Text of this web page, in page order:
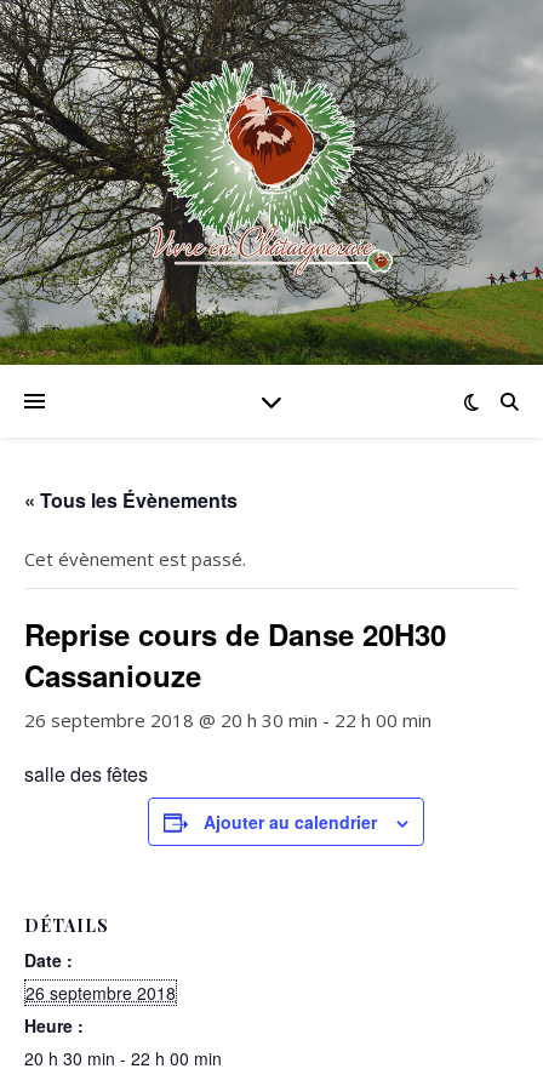
« Tous les Évènements
Cet évènement est passé.
Reprise cours de Danse 20H30
Cassaniouze
26 septembre 2018 @ 20 h 30 min - 22 h 00 min
salle des fêtes
Ajouter au calendrier
DÉTAILS
Date :
26 septembre 2018
Heure :
20 h 30 min - 22 h 00 min